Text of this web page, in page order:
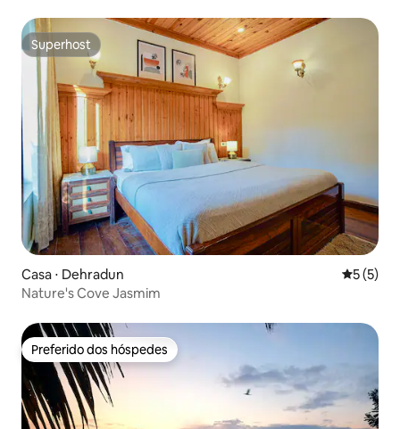
Superhost
Superhost
Casa ⋅ Dehradun 5 de
5 (5)
Nature's Cove Jasmim
Preferido dos hóspedes
Preferido dos hóspedes